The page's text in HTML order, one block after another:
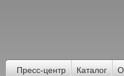
Пресс-центр Каталог